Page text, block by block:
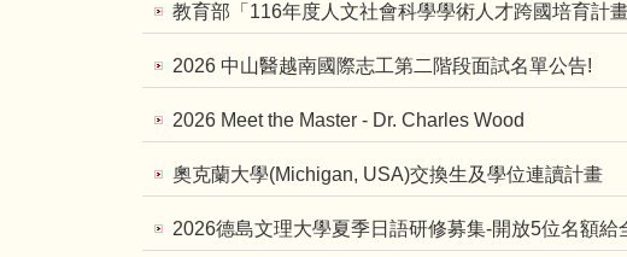
教育部「116年度人文社會科學學術人才跨國培育計
2026 中山醫越南國際志工第二階段面試名單公告!
2026 Meet the Master - Dr. Charles Wood
奧克蘭大學(Michigan, USA)交換生及學位連讀計畫
2026德島文理大學夏季日語研修募集-開放5位名額